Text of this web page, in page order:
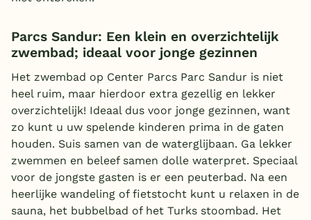
Parcs Sandur: Een klein en overzichtelijk
zwembad; ideaal voor jonge gezinnen
Het zwembad op Center Parcs Parc Sandur is niet
heel ruim, maar hierdoor extra gezellig en lekker
overzichtelijk! Ideaal dus voor jonge gezinnen, want
zo kunt u uw spelende kinderen prima in de gaten
houden. Suis samen van de waterglijbaan. Ga lekker
zwemmen en beleef samen dolle waterpret. Speciaal
voor de jongste gasten is er een peuterbad. Na een
heerlijke wandeling of fietstocht kunt u relaxen in de
sauna, het bubbelbad of het Turks stoombad. Het